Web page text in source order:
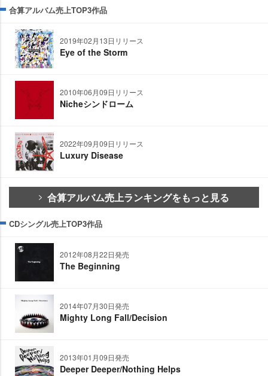
合算アルバム売上TOP3作品
2019年02月13日リリース
Eye of the Storm
2010年06月09日リリース
Nicheシンドローム
2022年09月09日リリース
Luxury Disease
合算アルバム売上ランキングをもっと見る
CDシングル売上TOP3作品
2012年08月22日発売
The Beginning
2014年07月30日発売
Mighty Long Fall/Decision
2013年01月09日発売
Deeper Deeper/Nothing Helps